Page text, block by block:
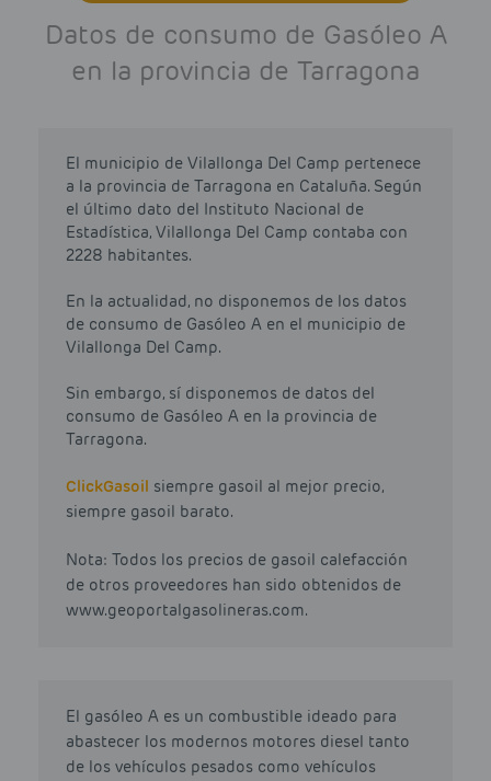
Datos de consumo de Gasóleo A
en la provincia de Tarragona
El municipio de Vilallonga Del Camp pertenece
a la provincia de Tarragona en Cataluña. Según
el último dato del Instituto Nacional de
Estadística, Vilallonga Del Camp contaba con
2228 habitantes.
En la actualidad, no disponemos de los datos
de consumo de Gasóleo A en el municipio de
Vilallonga Del Camp.
Sin embargo, sí disponemos de datos del
consumo de Gasóleo A en la provincia de
Tarragona.
ClickGasoil siempre gasoil al mejor precio,
siempre gasoil barato.
Nota: Todos los precios de gasoil calefacción
de otros proveedores han sido obtenidos de
www.geoportalgasolineras.com.
El gasóleo A es un combustible ideado para
abastecer los modernos motores diesel tanto
de los vehículos pesados como vehículos